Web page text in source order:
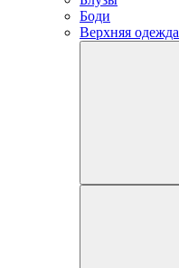
Боди
Верхняя одежда